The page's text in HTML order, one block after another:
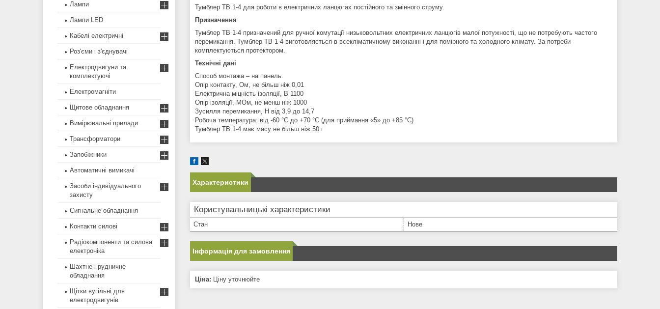
Тумблер ТВ 1-4 для роботи в електричних ланцюгах постійного та змінного струму.
Призначення
Тумблер ТВ 1-4 призначений для ручної комутації низьковольтних електричних ланцюгів малої потужності, що не потребують частого
перемикання. Тумблер ТВ 1-4 виготовляється в всекліматичному виконанні і для помірного та холодного клімату. За потреби
комплектуються протектором.
Технічні дані
Способ монтажа – на панель.
Опір контакту, Ом, не більш ніж 0,01
Електрична міцність ізоляції, В 1100
Опір ізоляції, МОм, не менш ніж 1000
Зусилля перемикання, Н від 3,9 до 14,7
Робоча температура: від -60 °C до +70 °C (для приймання «5» до +85 °C)
Тумблер ТВ 1-4 має масу не більш ніж 50 г
Характеристики
Користувальницькі характеристики
Стан Нове
Інформація для замовлення
Ціна: Ціну уточнюйте
Лампи
Лампи LED
Кабелі електричні
Роз'єми і з'єднувачі
Електродвигуни та
комплектуючі
Електромагніти
Щитове обладнання
Вимірювальні прилади
Трансформатори
Запобіжники
Автоматичні вимикачі
Засоби індивідуального
захисту
Сигнальне обладнання
Контакти силові
Радіокомпоненти та силова
електроніка
Шахтне і рудничне
обладнання
Щітки вугільні для
електродвигунів